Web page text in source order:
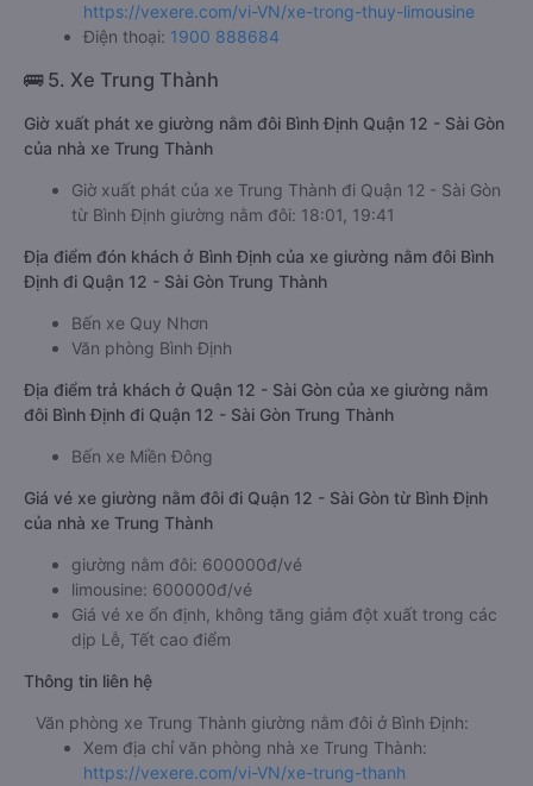
https://vexere.com/vi-VN/xe-trong-thuy-limousine
Điện thoại: 1900 888684
🚌 5. Xe Trung Thành
Giờ xuất phát xe giường nằm đôi Bình Định Quận 12 - Sài Gòn
của nhà xe Trung Thành
Giờ xuất phát của xe Trung Thành đi Quận 12 - Sài Gòn
từ Bình Định giường nằm đôi: 18:01, 19:41
Địa điểm đón khách ở Bình Định của xe giường nằm đôi Bình
Định đi Quận 12 - Sài Gòn Trung Thành
Bến xe Quy Nhơn
Văn phòng Bình Định
Địa điểm trả khách ở Quận 12 - Sài Gòn của xe giường nằm
đôi Bình Định đi Quận 12 - Sài Gòn Trung Thành
Bến xe Miền Đông
Giá vé xe giường nằm đôi đi Quận 12 - Sài Gòn từ Bình Định
của nhà xe Trung Thành
giường nằm đôi: 600000đ/vé
limousine: 600000đ/vé
Giá vé xe ổn định, không tăng giảm đột xuất trong các
dịp Lễ, Tết cao điểm
Thông tin liên hệ
Văn phòng xe Trung Thành giường nằm đôi ở Bình Định:
Xem địa chỉ văn phòng nhà xe Trung Thành:
https://vexere.com/vi-VN/xe-trung-thanh